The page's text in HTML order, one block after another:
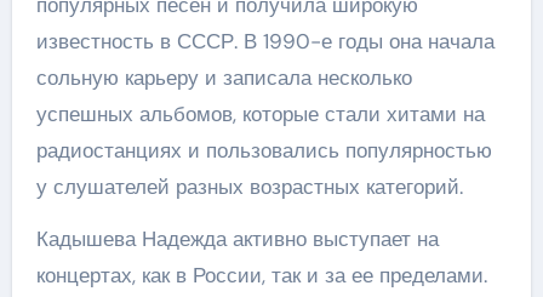
известность в СССР. В 1990-е годы она начала
сольную карьеру и записала несколько
успешных альбомов, которые стали хитами на
радиостанциях и пользовались популярностью
у слушателей разных возрастных категорий.
Кадышева Надежда активно выступает на
концертах, как в России, так и за ее пределами.